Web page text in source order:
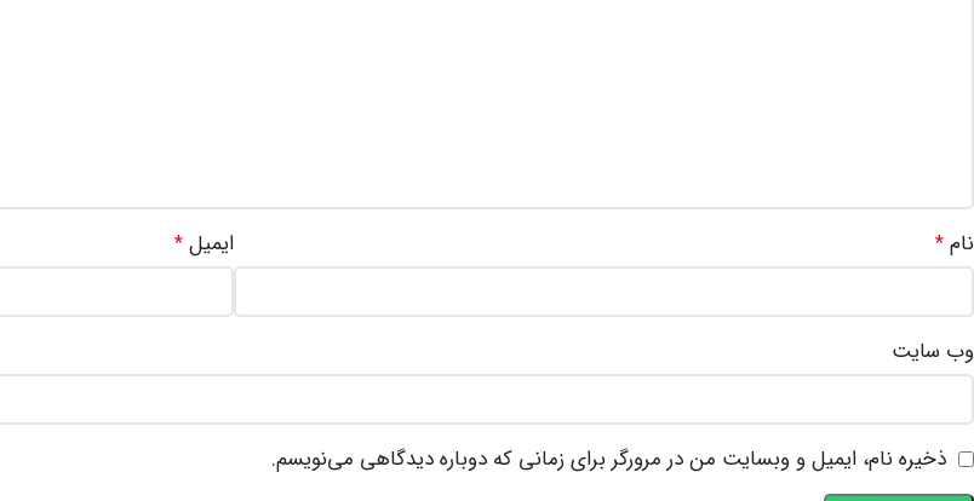
نام * ایمیل *
وب‌ سایت
ذخیره نام، ایمیل و وبسایت من در مرورگر برای زمانی که دوباره دیدگاهی می‌نویسم.